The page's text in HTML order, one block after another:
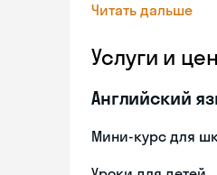
Читать дальше
Услуги и
Английский
Мини-курс для